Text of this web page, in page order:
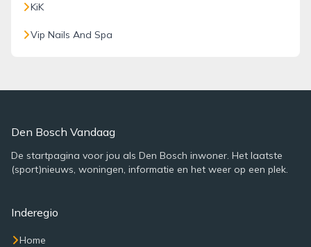
KiK
Vip Nails And Spa
Den Bosch Vandaag
De startpagina voor jou als Den Bosch inwoner. Het laatste
(sport)nieuws, woningen, informatie en het weer op een plek.
Inderegio
Home